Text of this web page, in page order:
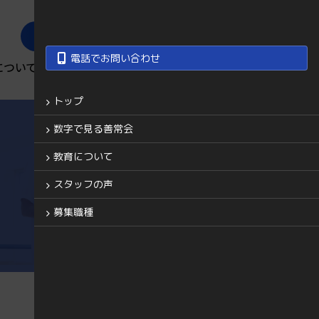
いて スタッフの声募集職種
電話でお問い合わせ
トップ
数字で見る善常会
教育について
スタッフの声
募集職種